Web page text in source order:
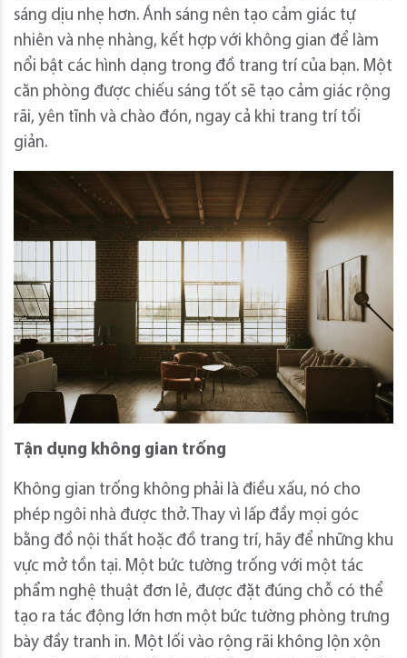
sáng dịu nhẹ hơn. Ánh sáng nên tạo cảm giác tự
nhiên và nhẹ nhàng, kết hợp với không gian để làm
nổi bật các hình dạng trong đồ trang trí của bạn. Một
căn phòng được chiếu sáng tốt sẽ tạo cảm giác rộng
rãi, yên tĩnh và chào đón, ngay cả khi trang trí tối
giản.
Tận dụng không gian trống
Không gian trống không phải là điều xấu, nó cho
phép ngôi nhà được thở. Thay vì lấp đầy mọi góc
bằng đồ nội thất hoặc đồ trang trí, hãy để những khu
vực mở tồn tại. Một bức tường trống với một tác
phẩm nghệ thuật đơn lẻ, được đặt đúng chỗ có thể
tạo ra tác động lớn hơn một bức tường phòng trưng
bày đầy tranh in. Một lối vào rộng rãi không lộn xộn